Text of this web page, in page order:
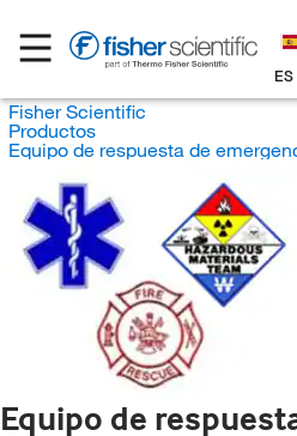
ES
Fisher Scientific
Productos
Equipo de respuesta de
Equipo de